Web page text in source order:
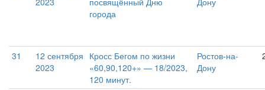
города
31
12 сентября
2023
Кросс Бегом по жизни
«60,90,120+» — 18/2023,
120 минут.
Ростов-на-
Дону